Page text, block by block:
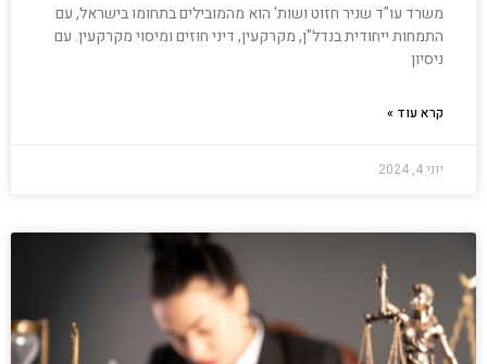
משרד עו"ד שניר חזוט ושות' הוא מהמובילים בתחומו בישראל, עם
התמחות ייחודית בנדל"ן, מקרקעין, דיני חוזים ומיסוי מקרקעין. עם
ניסיון
קרא עוד »
יוני 4, 2024